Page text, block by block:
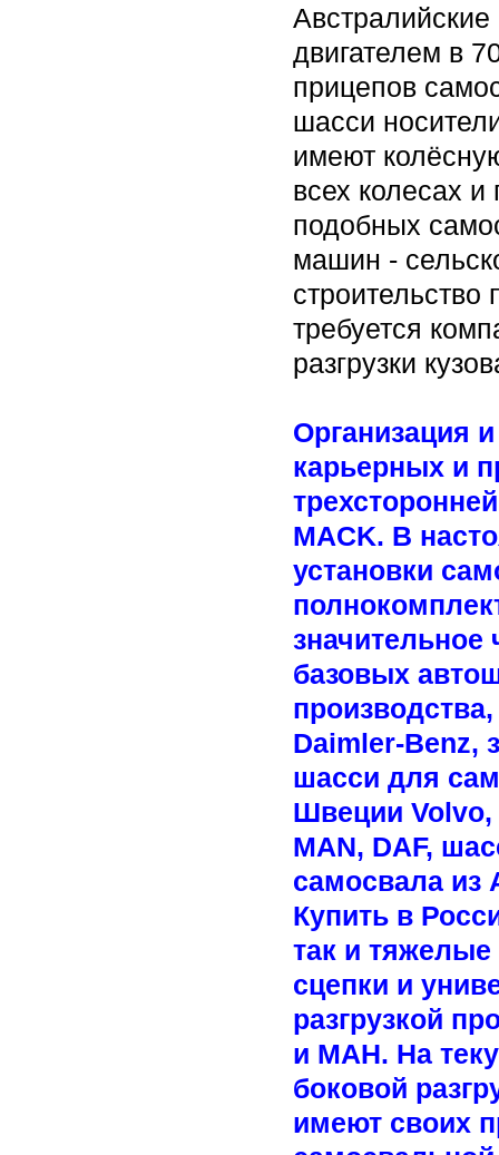
двигателем в
прицепов
шасси
имеют
всех колесах
подобных
машин -
требуется
разгрузки
Организация
карьерных и
MACK. В
установки
базовых
Daimler-Benz,
шасси для
Швеции
MAN, DAF,
самосвала из
Купить в
так и
сцепки и
разгрузкой
и МАН. На
боковой
имеют своих